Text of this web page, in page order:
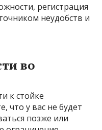
регистрация
неудобств и
во
к стойке
что у вас не будет
позже или